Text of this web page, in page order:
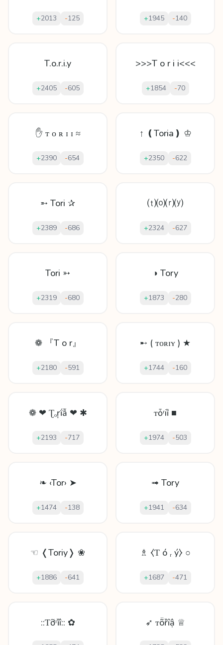
+2013 -125 +1945 -140
T.o.r.i.y
+2405 -605
>>>T o r i i<<<
+1854 -70
✋ ᴛ ᴏ ʀ ɪ ɪ ≈
+2390 -654
↑ ❪Toria❫ ♔
+2350 -622
➵ Tori ✰
+2389 -686
⒯⒪⒭⒴
+2324 -627
Tori ➳
+2319 -680
◑ Tory
+1873 -280
❁ 『T o r』
+2180 -591
➸ ( ᴛᴏʀɪʏ ) ★
+1744 -160
❁ ❤ Ʈₒŗḯẫ ❤ ✱
+2193 -717
ᴛȱʳіȉ ■
+1974 -503
❧ ‹Tor› ➤
+1474 -138
➟ Tory
+1941 -634
☜ ❬Toriy❭ ❀
+1886 -641
♗ ⧼Ƭ ó ᵣ ý⧽ ○
+1687 -471
::Ƭỡʳȉî:: ✿ ➶ ᴛṏȑȋậ ♕